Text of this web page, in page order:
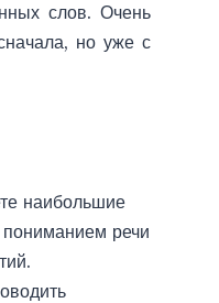
слов. Очень
но уже с
наибольшие
речи